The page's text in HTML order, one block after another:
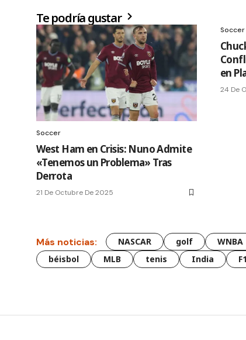
Te podría gustar
Soccer
West Ham en Crisis: Nuno Admite
«Tenemos un Problema» Tras
Derrota
21 De Octubre De 2025
Soccer
en
24 De
Más noticias: NASCAR golf WNBA
béisbol
MLB tenis India F1